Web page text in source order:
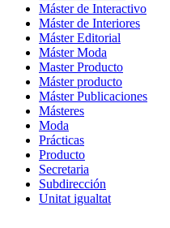
Máster de Interactivo
Máster de Interiores
Máster Editorial
Máster Moda
Master Producto
Máster producto
Máster Publicaciones
Másteres
Moda
Prácticas
Producto
Secretaria
Subdirección
Unitat igualtat